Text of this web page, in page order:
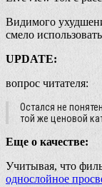
Видимого
смело
UPDATE:
вопрос читателя:
Остался не
той же ценовой
Еще о качестве:
Учитывая, что
однослойное